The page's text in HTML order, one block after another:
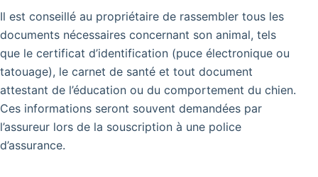
Il est conseillé au propriétaire de rassembler tous les
documents nécessaires concernant son animal, tels
que le certificat d’identification (puce électronique ou
tatouage), le carnet de santé et tout document
attestant de l’éducation ou du comportement du chien.
Ces informations seront souvent demandées par
l’assureur lors de la souscription à une police
d’assurance.